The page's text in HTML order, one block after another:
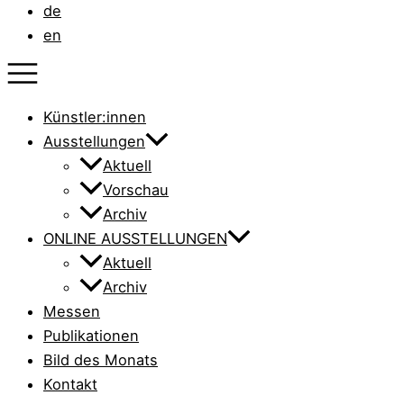
de
en
Künstler:innen
Ausstellungen
Aktuell
Vorschau
Archiv
ONLINE AUSSTELLUNGEN
Aktuell
Archiv
Messen
Publikationen
Bild des Monats
Kontakt